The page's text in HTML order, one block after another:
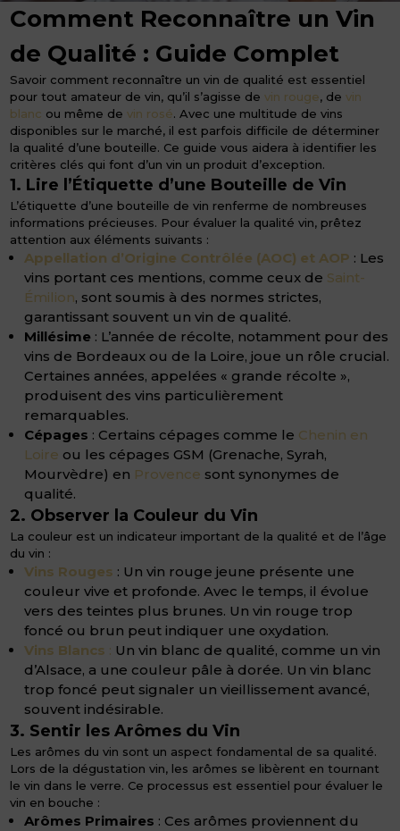
Comment Reconnaître un Vin
de Qualité : Guide Complet
Savoir comment reconnaître un vin de qualité est essentiel
pour tout amateur de vin, qu’il s’agisse devin rouge, devin
blanc ou même devin rosé. Avec une multitude de vins
disponibles sur le marché, il est parfois difficile de déterminer
la qualité d’une bouteille. Ce guide vous aidera à identifier les
critères clés qui font d’un vin un produit d’exception.
1. Lire l’Étiquette d’une Bouteille de Vin
L’étiquette d’une bouteille de vin renferme de nombreuses
informations précieuses. Pour évaluer la qualité vin, prêtez
attention aux éléments suivants :
Appellation d’Origine Contrôlée (AOC) et AOP : Les
vins portant ces mentions, comme ceux de Saint-
Émilion, sont soumis à des normes strictes,
garantissant souvent un vin de qualité.
Millésime : L’année de récolte, notamment pour des
vins de Bordeaux ou de la Loire, joue un rôle crucial.
Certaines années, appelées « grande récolte »,
produisent des vins particulièrement
remarquables.
Cépages : Certains cépages comme le Chenin en
Loire ou les cépages GSM (Grenache, Syrah,
Mourvèdre) en Provence sont synonymes de
qualité.
2. Observer la Couleur du Vin
La couleur est un indicateur important de la qualité et de l’âge
du vin :
Vins Rouges : Un vin rouge jeune présente une
couleur vive et profonde. Avec le temps, il évolue
vers des teintes plus brunes. Un vin rouge trop
foncé ou brun peut indiquer une oxydation.
Vins Blancs : Un vin blanc de qualité, comme un vin
d’Alsace, a une couleur pâle à dorée. Un vin blanc
trop foncé peut signaler un vieillissement avancé,
souvent indésirable.
3. Sentir les Arômes du Vin
Les arômes du vin sont un aspect fondamental de sa qualité.
Lors de la dégustation vin, les arômes se libèrent en tournant
le vin dans le verre. Ce processus est essentiel pour évaluer le
vin en bouche :
Arômes Primaires : Ces arômes proviennent du